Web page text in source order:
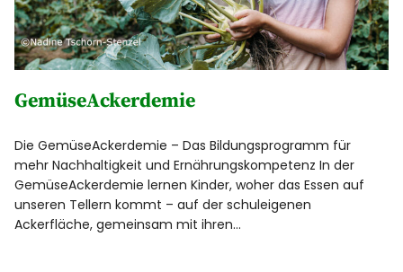
GemüseAckerdemie
Die GemüseAckerdemie – Das Bildungsprogramm für
mehr Nachhaltigkeit und Ernährungskompetenz In der
GemüseAckerdemie lernen Kinder, woher das Essen auf
unseren Tellern kommt – auf der schuleigenen
Ackerfläche, gemeinsam mit ihren…